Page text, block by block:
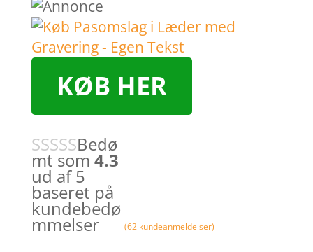
KØB HER
Bedø
mt som 4.3
ud af 5
baseret på
kundebedø
mmelser (62 kundeanmeldelser)